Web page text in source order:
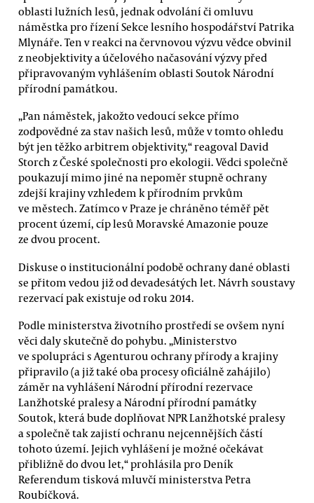
oblasti lužních lesů, jednak odvolání či omluvu
náměstka pro řízení Sekce lesního hospodářství Patrika
Mlynáře. Ten v reakci na červnovou výzvu vědce obvinil
z neobjektivity a účelového načasování výzvy před
připravovaným vyhlášením oblasti Soutok Národní
přírodní památkou.
„Pan náměstek, jakožto vedoucí sekce přímo
zodpovědné za stav našich lesů, může v tomto ohledu
být jen těžko arbitrem objektivity,“ reagoval David
Storch z České společnosti pro ekologii. Vědci společně
poukazují mimo jiné na nepoměr stupně ochrany
zdejší krajiny vzhledem k přírodním prvkům
ve městech. Zatímco v Praze je chráněno téměř pět
procent území, cíp lesů Moravské Amazonie pouze
ze dvou procent.
Diskuse o institucionální podobě ochrany dané oblasti
se přitom vedou již od devadesátých let. Návrh soustavy
rezervací pak existuje od roku 2014.
Podle ministerstva životního prostředí se ovšem nyní
věci daly skutečně do pohybu. „Ministerstvo
ve spolupráci s Agenturou ochrany přírody a krajiny
připravilo (a již také oba procesy oficiálně zahájilo)
záměr na vyhlášení Národní přírodní rezervace
Lanžhotské pralesy a Národní přírodní památky
Soutok, která bude doplňovat NPR Lanžhotské pralesy
a společně tak zajistí ochranu nejcennějších částí
tohoto území. Jejich vyhlášení je možné očekávat
přibližně do dvou let,“ prohlásila pro Deník
Referendum tisková mluvčí ministerstva Petra
Roubíčková.